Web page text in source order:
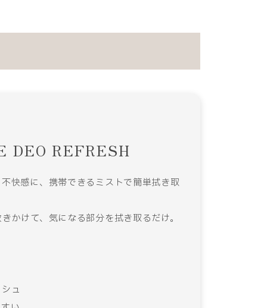
DEO REFRESH
快感に、携帯できるミストで簡単拭き取
かけて、気になる部分を拭き取るだけ。
ュ